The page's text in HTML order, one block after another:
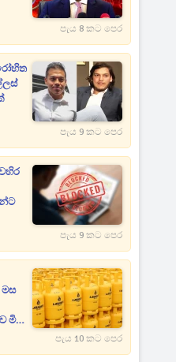
පැය 8 කට පෙර
පැය 9 කට පෙර
පැය 9 කට පෙර
මිල
පැය 10 කට පෙර